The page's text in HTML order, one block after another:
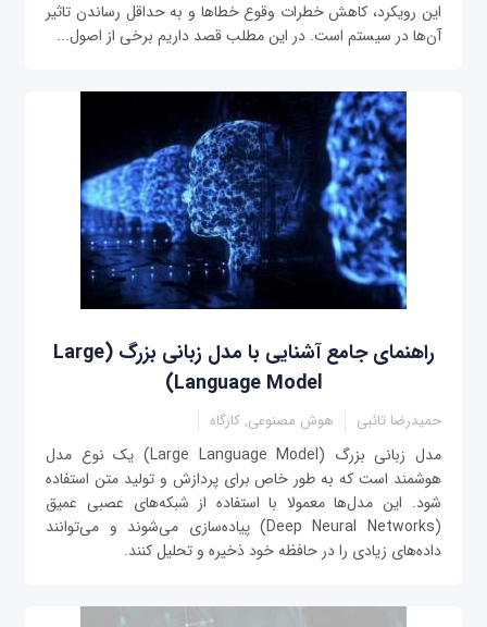
این رویکرد، کاهش خطرات وقوع خطاها و به حداقل رساندن تاثیر
آن‌ها در سیستم است. در این مطلب قصد داریم برخی از اصول...
راهنمای جامع آشنایی با مدل زبانی بزرگ (Large
Language Model)
حمیدرضا تائبی هوش مصنوعی, کارگاه
مدل زبانی بزرگ (Large Language Model) یک نوع مدل
هوشمند است که به طور خاص برای پردازش و تولید متن استفاده
شود. این مدل‌ها معمولا با استفاده از شبکه‌های عصبی عمیق
(Deep Neural Networks) پیاده‌سازی می‌شوند و می‌توانند
داده‌های زیادی را در حافظه خود ذخیره و تحلیل کنند.